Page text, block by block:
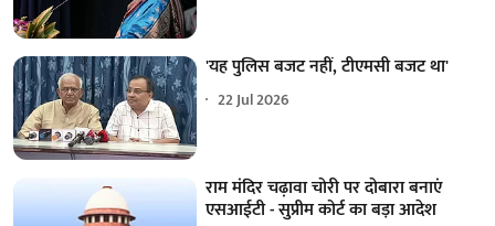
'यह पुलिस बजट नहीं, टीएमसी बजट था'
22 Jul 2026
राम मंदिर चढ़ावा चोरी पर दोबारा बनाएं
एसआईटी - सुप्रीम कोर्ट का बड़ा आदेश